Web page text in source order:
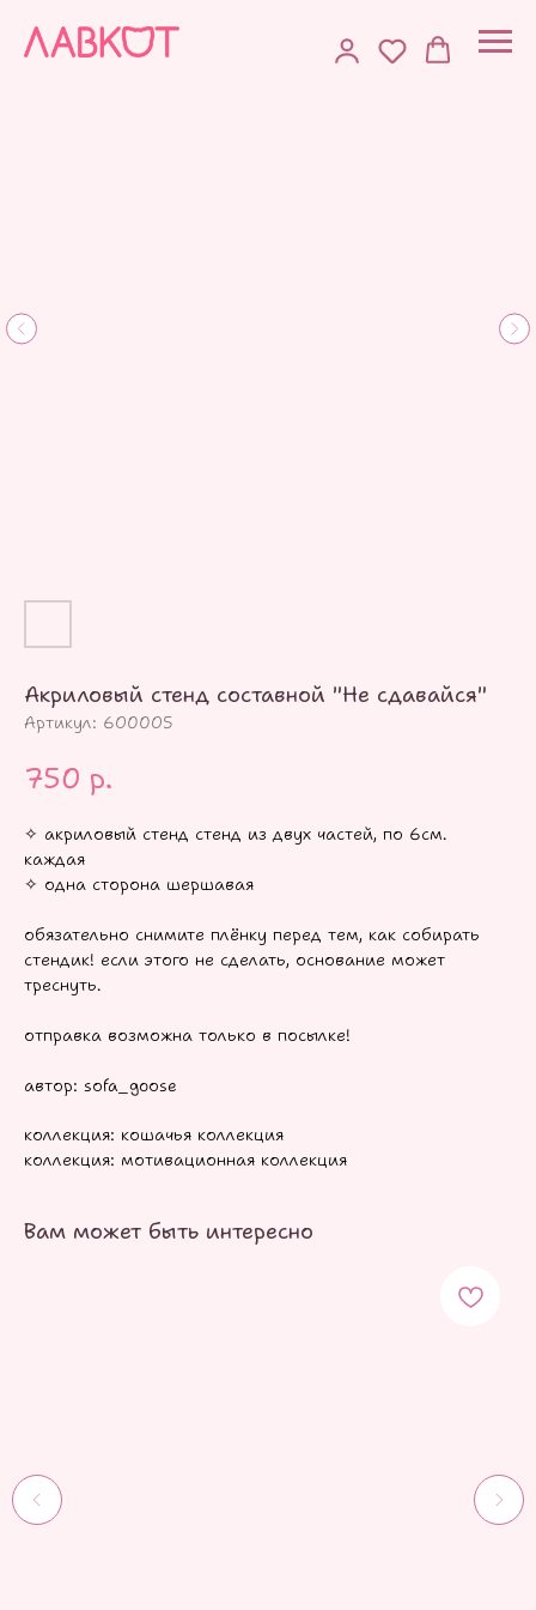
Акриловый стенд составной "Не сдавайся"
Артикул: 600005
750 р.
✧ акриловый стенд стенд из двух частей, по 6см.
каждая
✧ одна сторона шершавая
обязательно снимите плёнку перед тем, как собирать
стендик! если этого не сделать, основание может
треснуть.
отправка возможна только в посылке!
автор: sofa_goose
коллекция: кошачья коллекция
коллекция: мотивационная коллекция
Вам может быть интересно